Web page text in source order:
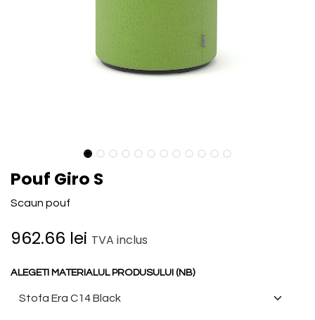
Pouf Giro S
Scaun pouf
962.66 lei TVA inclus
ALEGETI MATERIALUL PRODUSULUI (NB)